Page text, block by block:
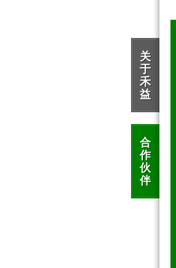
关
于
禾
益
合
作
伙
伴